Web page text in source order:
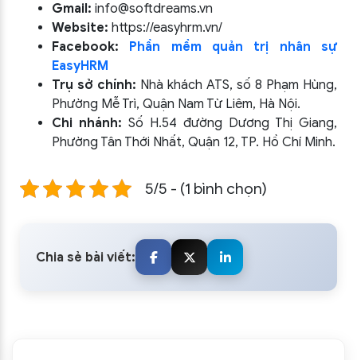
Gmail: info@softdreams.vn
Website: https://easyhrm.vn/
Facebook: Phần mềm quản trị nhân sự
EasyHRM
Trụ sở chính: Nhà khách ATS, số 8 Phạm Hùng,
Phường Mễ Trì, Quận Nam Từ Liêm, Hà Nội.
Chi nhánh: Số H.54 đường Dương Thị Giang,
Phường Tân Thới Nhất, Quận 12, TP. Hồ Chí Minh.
5/5 - (1 bình chọn)
Chia sẻ bài viết: